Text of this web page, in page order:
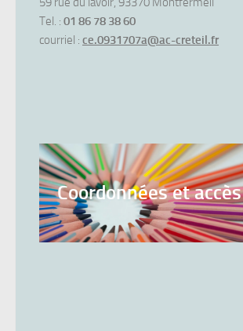
Tel. : 01 86 78 38 60
courriel : ce.0931707a@ac-creteil.fr
Coordonnées et accès